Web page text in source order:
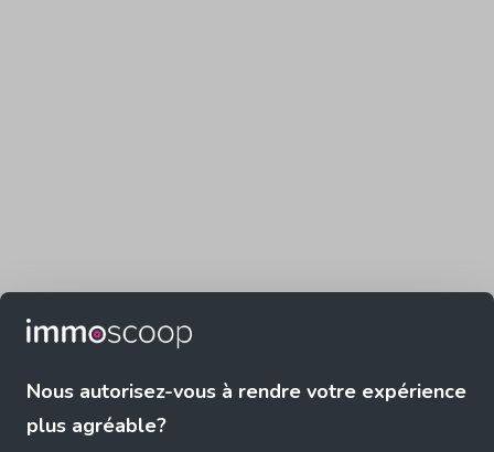
Nous autorisez-vous à rendre votre expérience
plus agréable?